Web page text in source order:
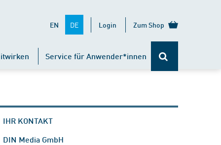
EN DE Login Zum Shop
Service für Anwender*innen
IHR KONTAKT
DIN Media GmbH